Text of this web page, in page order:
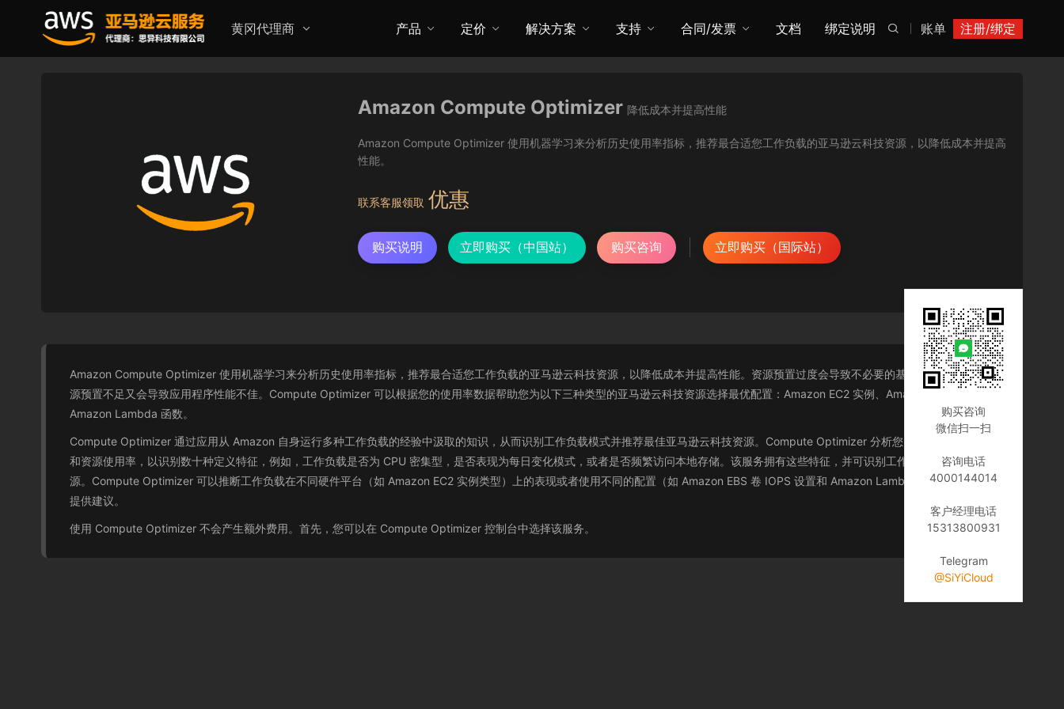
黄冈代理商 账单 注册/绑定

产品 定价 解决方案 支持 合同/发票 文档 绑定说明
Amazon Compute Optimizer 降低成本并提高性能
Amazon Compute Optimizer 使用机器学习来分析历史使用率指标，推荐最合适您工作负载的亚马逊云科技资源，以降低成本并提高
性能。
联系客服领取 优惠
购买说明 立即购买（中国站） 购买咨询 立即购买（国际站）
Amazon Compute Optimizer 使用机器学习来分析历史使用率指标，推荐最合适您工作负载的亚马逊云科技资源，以降低成本并提高性能。资源预置过度会导致不必要的基础设施成本，而资
源预置不足又会导致应用程序性能不佳。Compute Optimizer 可以根据您的使用率数据帮助您为以下三种类型的亚马逊云科技资源选择最优配置：Amazon EC2 实例、Amazon EBS 卷和
Amazon Lambda 函数。
Compute Optimizer 通过应用从 Amazon 自身运行多种工作负载的经验中汲取的知识，从而识别工作负载模式并推荐最佳亚马逊云科技资源。Compute Optimizer 分析您的工作负载的配置
和资源使用率，以识别数十种定义特征，例如，工作负载是否为 CPU 密集型，是否表现为每日变化模式，或者是否频繁访问本地存储。该服务拥有这些特征，并可识别工作负载要求的硬件资
源。Compute Optimizer 可以推断工作负载在不同硬件平台（如 Amazon EC2 实例类型）上的表现或者使用不同的配置（如 Amazon EBS 卷 IOPS 设置和 Amazon Lambda 函数内存大小）
提供建议。
使用 Compute Optimizer 不会产生额外费用。首先，您可以在 Compute Optimizer 控制台中选择该服务。
购买咨询
微信扫一扫
咨询电话
4000144014
客户经理电话
15313800931
Telegram
@SiYiCloud